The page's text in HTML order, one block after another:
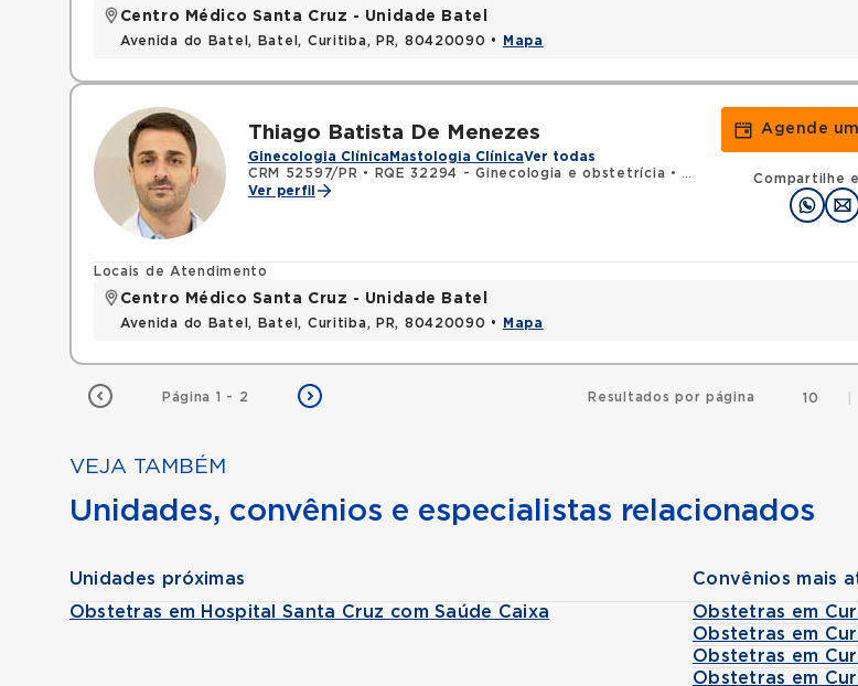
Centro Médico Santa Cruz - Unidade Batel
Avenida do Batel, Batel, Curitiba, PR, 80420090 • Mapa
Thiago Batista De Menezes
Ginecologia Clínica Mastologia ClínicaVer todas
CRM 52597/PR • RQE 32294 - Ginecologia e obstetrícia •
RQE 32295 -
Ver perfil
Agende
Compartilhe
Locais de Atendimento
Centro Médico Santa Cruz - Unidade Batel
Avenida do Batel, Batel, Curitiba, PR, 80420090 • Mapa
Página 1 - 2 Resultados por página 10
VEJA TAMBÉM
Unidades, convênios e especialistas relacionados
Unidades próximas
Obstetras em Hospital Santa Cruz com Saúde Caixa
Convênios mais
Obstetras em
Obstetras em
Obstetras em
Obstetras em